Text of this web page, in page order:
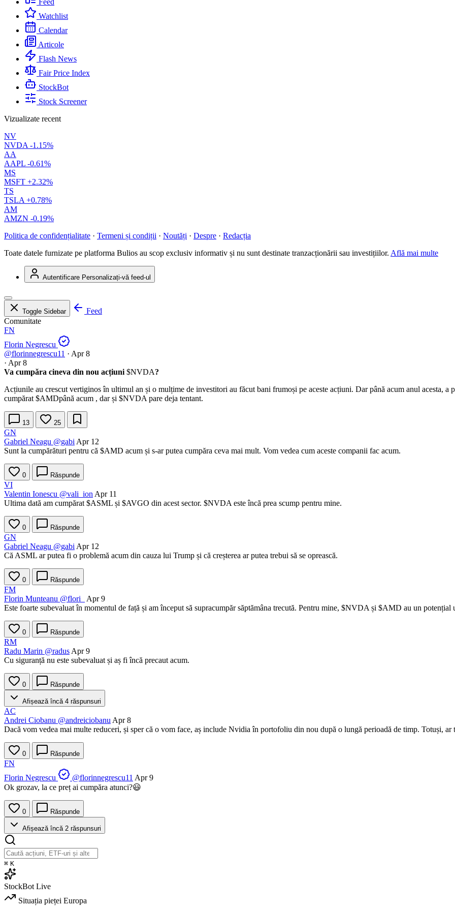
Feed
Watchlist
Calendar
Articole
Flash News
Fair Price Index
StockBot
Stock Screener
Vizualizate recent
NV
NVDA -1.15%
AA
AAPL -0.61%
MS
MSFT +2.32%
TS
TSLA +0.78%
AM
AMZN -0.19%
Politica de confidențialitate · Termeni și condiții · Noutăți · Despre · Redacția
Toate datele furnizate pe platforma Bulios au scop exclusiv informativ și nu sunt destinate tranzacționării sau investițiilor. Află mai multe
Autentificare Personalizați-vă feed-ul
Toggle Sidebar
Feed
Comunitate
FN
Florin Negrescu
@florinnegrescu11 · Apr 8
· Apr 8
Va cumpăra cineva din nou acțiuni $NVDA?
Acțiunile au crescut vertiginos în ultimul an și o mulțime de investitori au făcut bani frumoși pe aceste acțiuni. Dar până acum anul acesta, a
cumpărat $AMDpână acum , dar și $NVDA pare deja tentant.
13 25
GN
Gabriel Neagu @gabi Apr 12
Sunt la cumpărături pentru că $AMD acum și s-ar putea cumpăra ceva mai mult. Vom vedea cum aceste companii fac acum.
0 Răspunde
VI
Valentin Ionescu @vali_ion Apr 11
Ultima dată am cumpărat $ASML și $AVGO din acest sector. $NVDA este încă prea scump pentru mine.
0 Răspunde
GN
Gabriel Neagu @gabi Apr 12
Că ASML ar putea fi o problemă acum din cauza lui Trump și că creșterea ar putea trebui să se oprească.
0 Răspunde
FM
Florin Munteanu @flori_
Apr 9
Este foarte subevaluat în momentul de față și am început să supracumpăr săptămâna trecută. Pentru mine, $NVDA și $AMD au un potențial
0 Răspunde
RM
Radu Marin @radus Apr 9
Cu siguranță nu este subevaluat și aș fi încă precaut acum.
0 Răspunde
Afișează încă 4 răspunsuri
AC
Andrei Ciobanu @andreiciobanu Apr 8
Dacă vom vedea mai multe reduceri, și sper că o vom face, aș include Nvidia în portofoliu din nou după o lungă perioadă de timp. Totuși, ar
0 Răspunde
FN
Florin Negrescu
@florinnegrescu11 Apr 9
Ok grozav, la ce preț ai cumpăra atunci?😃
0 Răspunde
Afișează încă 2 răspunsuri
⌘ K
StockBot Live
Situația pieței Europa